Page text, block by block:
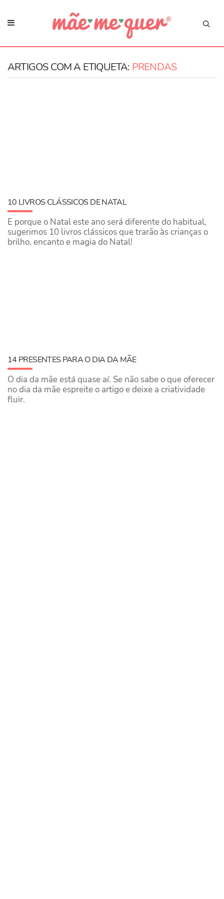
ARTIGOS COM A ETIQUETA: PRENDAS
10 LIVROS CLÁSSICOS DE NATAL
E porque o Natal este ano será diferente do habitual,
sugerimos 10 livros clássicos que trarão às crianças o
brilho, encanto e magia do Natal!
14 PRESENTES PARA O DIA DA MÃE
O dia da mãe está quase aí. Se não sabe o que oferecer
no dia da mãe espreite o artigo e deixe a criatividade
fluir.